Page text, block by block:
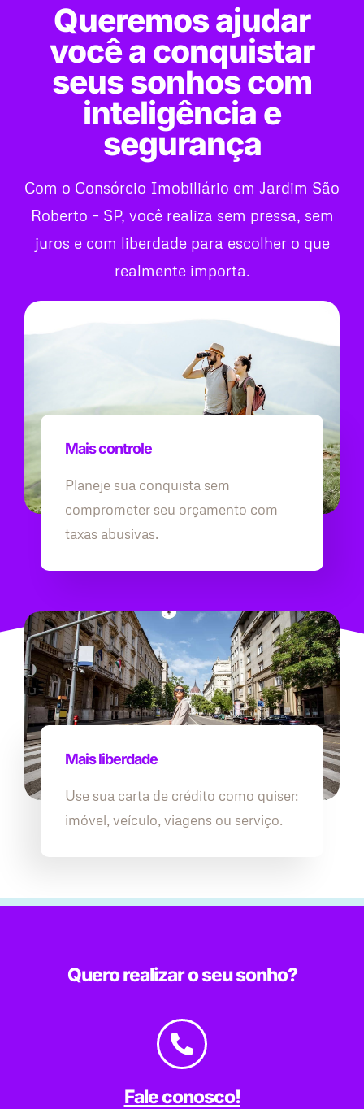
Queremos ajudar
você a conquistar
seus sonhos com
inteligência e
segurança
Com o Consórcio Imobiliário em Jardim São
Roberto – SP, você realiza sem pressa, sem
juros e com liberdade para escolher o que
realmente importa.
Mais controle
Planeje sua conquista sem
comprometer seu orçamento com
taxas abusivas.
Mais liberdade
Use sua carta de crédito como quiser:
imóvel, veículo, viagens ou serviço.
Quero realizar o seu sonho?
Fale conosco!